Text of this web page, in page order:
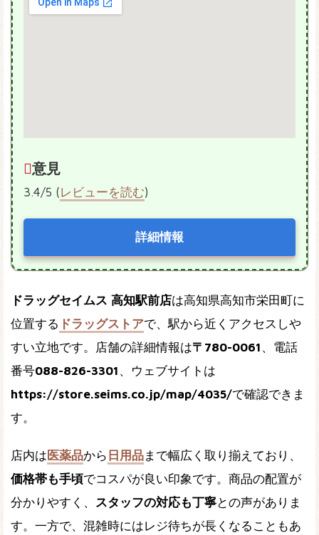
意見
3.4/5 (レビューを読む)
詳細情報
ドラッグセイムス 高知駅前店は高知県高知市栄田町に
位置する ドラッグストアで、駅から近くアクセスしや
すい立地です。店舗の詳細情報は〒780-0061 、電話
番号088-826-3301 、ウェブサイトは
https://store.seims.co.jp/map/4035/で確認できま
す。
店内は 医薬品から 日用品まで幅広く取り揃えており、
価格帯も手頃でコスパが良い印象です。商品の配置が
分かりやすく、 スタッフの対応も丁寧との声がありま
す。一方で、混雑時にはレジ待ちが長くなることもあ